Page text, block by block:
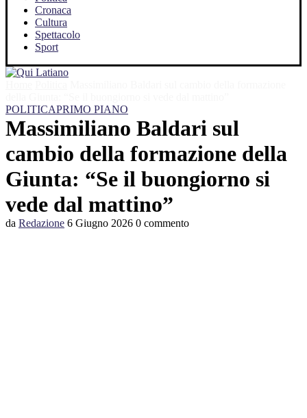
Cronaca
Cultura
Spettacolo
Sport
POLITICAPRIMO PIANO
Massimiliano Baldari sul
cambio della formazione della
Giunta: “Se il buongiorno si
vede dal mattino”
da Redazione 6 Giugno 2026 0 commento